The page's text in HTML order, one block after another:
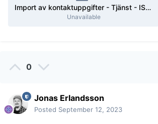
Import av kontaktuppgifter - Tjänst - IST Administration Kund- och leverantörsdokumentation.docx
Unavailable
0
Jonas Erlandsson
Posted September 12, 2023